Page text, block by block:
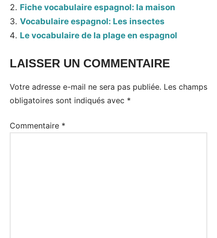
Fiche vocabulaire espagnol: la maison
Vocabulaire espagnol: Les insectes
Le vocabulaire de la plage en espagnol
LAISSER UN COMMENTAIRE
Votre adresse e-mail ne sera pas publiée. Les champs
obligatoires sont indiqués avec *
Commentaire *